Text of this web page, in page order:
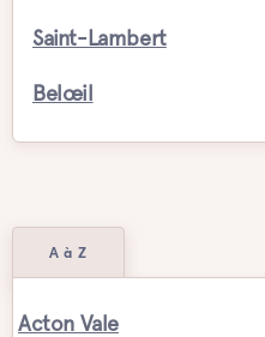
Saint-Lambert
Belœil
A à Z
Acton Vale